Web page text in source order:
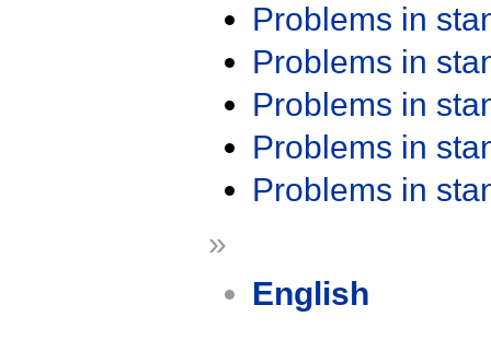
Problems in
Problems in
Problems in
Problems in
Problems in
»
English